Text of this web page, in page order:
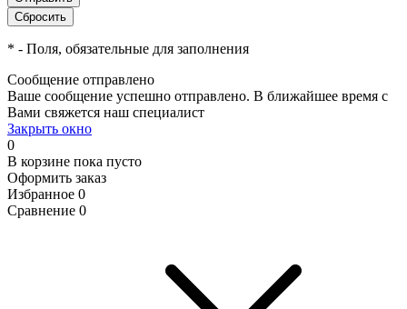
* - Поля, обязательные для заполнения
Сообщение отправлено
Ваше сообщение успешно отправлено. В ближайшее время с
Вами свяжется наш специалист
Закрыть окно
0
В корзине пока пусто
Оформить заказ
Избранное 0
Сравнение 0